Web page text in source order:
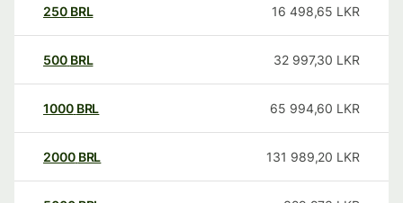
250 BRL 16 498,65 LKR
500 BRL 32 997,30 LKR
1000 BRL 65 994,60 LKR
2000 BRL 131 989,20 LKR